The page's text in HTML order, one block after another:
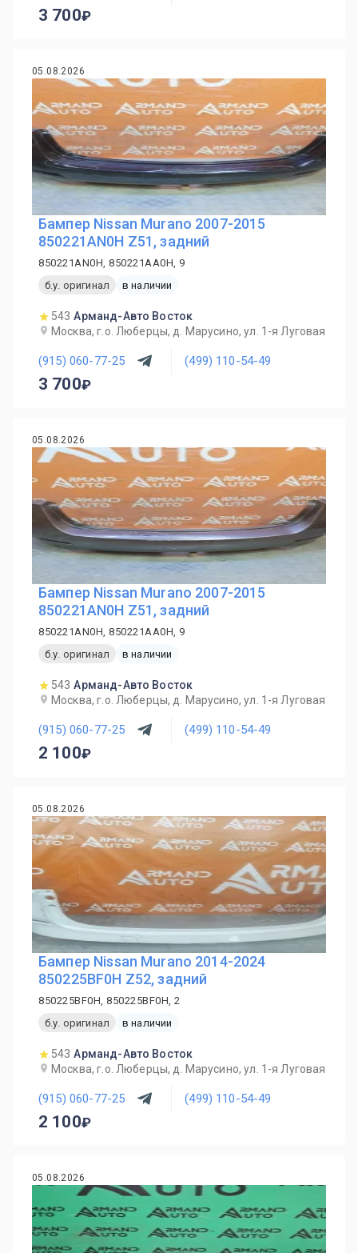
3 700
05.08.2026
Бампер Nissan Murano 2007-2015
850221AN0H Z51, задний
850221AN0H, 850221AA0H, 9
б.у. оригинал
в наличии
543 Арманд-Авто Восток
Москва, г.о. Люберцы, д. Марусино, ул. 1-я Луговая
(915) 060-77-25 (499) 110-54-49
3 700
05.08.2026
Бампер Nissan Murano 2007-2015
850221AN0H Z51, задний
850221AN0H, 850221AA0H, 9
б.у. оригинал
в наличии
543 Арманд-Авто Восток
Москва, г.о. Люберцы, д. Марусино, ул. 1-я Луговая
(915) 060-77-25 (499) 110-54-49
2 100
05.08.2026
Бампер Nissan Murano 2014-2024
850225BF0H Z52, задний
850225BF0H, 850225BF0H, 2
б.у. оригинал
в наличии
543 Арманд-Авто Восток
Москва, г.о. Люберцы, д. Марусино, ул. 1-я Луговая
(915) 060-77-25 (499) 110-54-49
2 100
05.08.2026